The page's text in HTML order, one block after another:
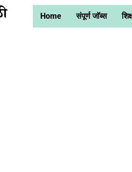
Home संपूर्ण जॉब्स